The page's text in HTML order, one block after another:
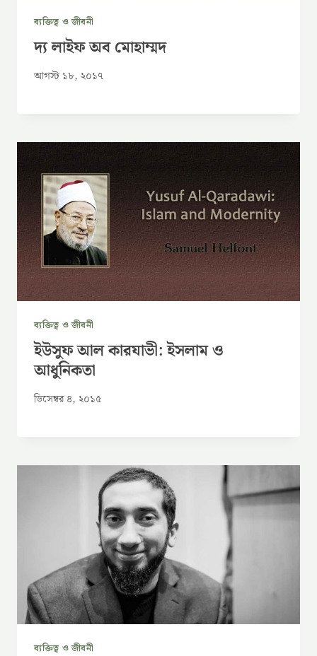
ব্যক্তিত্ব ও জীবনী
দ্য লাইফ অব মোহাম্মদ
আগস্ট ১৮, ২০১৭
ব্যক্তিত্ব ও জীবনী
ইউসুফ আল কারযাভী: ইসলাম ও
আধুনিকতা
ডিসেম্বর ৪, ২০১৫
ব্যক্তিত্ব ও জীবনী